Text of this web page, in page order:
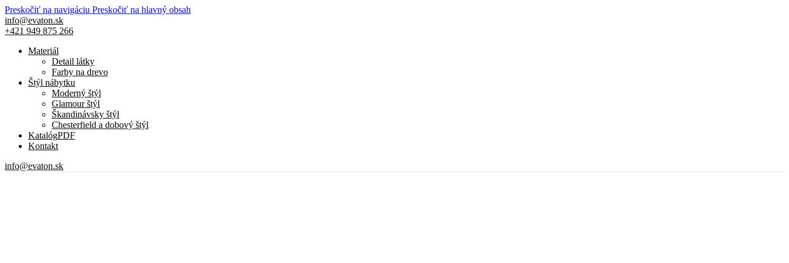
Preskočiť na navigáciu Preskočiť na hlavný obsah
info@evaton.sk
+421 949 875 266
Materiál
Detail látky
Farby na drevo
Štýl nábytku
Moderný štýl
Glamour štýl
Škandinávsky štýl
Chesterfield a dobový štýl
KatalógPDF
Kontakt
info@evaton.sk